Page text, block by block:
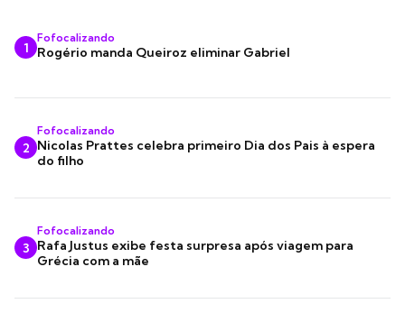
1
Fofocalizando
Rogério manda Queiroz eliminar Gabriel
2
Fofocalizando
Nicolas Prattes celebra primeiro Dia dos Pais à espera
do filho
3
Fofocalizando
Rafa Justus exibe festa surpresa após viagem para
Grécia com a mãe